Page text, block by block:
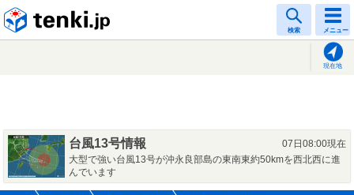
検索 メニュー
現在地
台風13号情報
07日08:00現在
大型で強い台風13号が沖永良部島の東南東約50kmを西北西に進
んでいます